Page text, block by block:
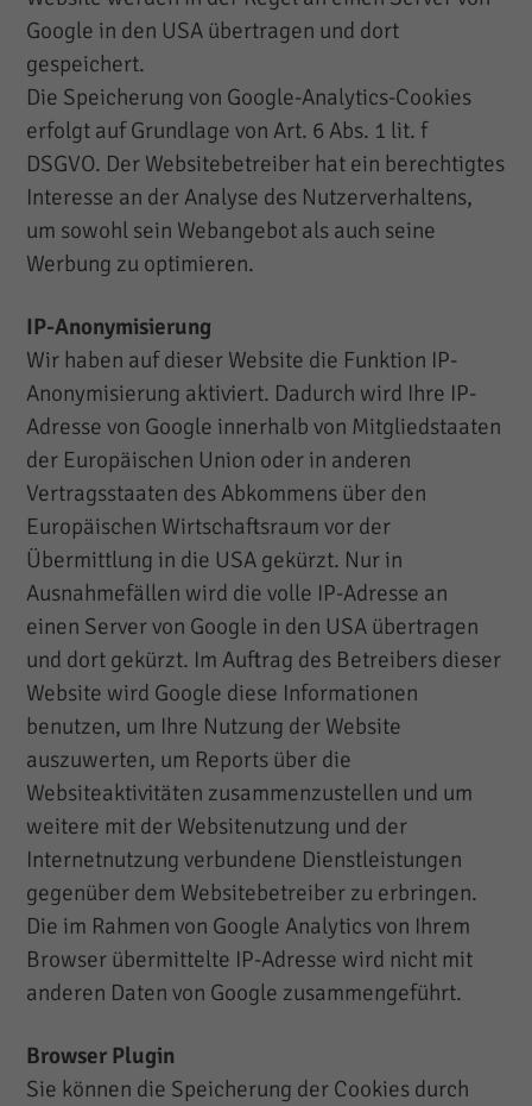
Google in den USA übertragen und dort
gespeichert.
Die Speicherung von Google-Analytics-Cookies
erfolgt auf Grundlage von Art. 6 Abs. 1 lit. f
DSGVO. Der Websitebetreiber hat ein berechtigtes
Interesse an der Analyse des Nutzerverhaltens,
um sowohl sein Webangebot als auch seine
Werbung zu optimieren.
IP-Anonymisierung
Wir haben auf dieser Website die Funktion IP-
Anonymisierung aktiviert. Dadurch wird Ihre IP-
Adresse von Google innerhalb von Mitgliedstaaten
der Europäischen Union oder in anderen
Vertragsstaaten des Abkommens über den
Europäischen Wirtschaftsraum vor der
Übermittlung in die USA gekürzt. Nur in
Ausnahmefällen wird die volle IP-Adresse an
einen Server von Google in den USA übertragen
und dort gekürzt. Im Auftrag des Betreibers dieser
Website wird Google diese Informationen
benutzen, um Ihre Nutzung der Website
auszuwerten, um Reports über die
Websiteaktivitäten zusammenzustellen und um
weitere mit der Websitenutzung und der
Internetnutzung verbundene Dienstleistungen
gegenüber dem Websitebetreiber zu erbringen.
Die im Rahmen von Google Analytics von Ihrem
Browser übermittelte IP-Adresse wird nicht mit
anderen Daten von Google zusammengeführt.
Browser Plugin
Sie können die Speicherung der Cookies durch